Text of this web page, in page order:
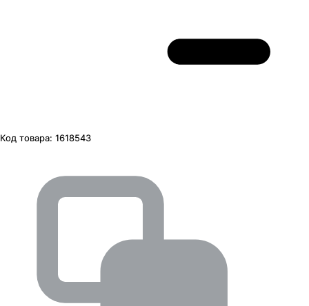
Код товара: 1618543